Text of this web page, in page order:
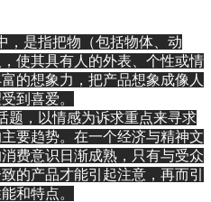
，是指把物（包括物体、动
使其具有人的外表、个性或情
的想象力，把产品想象成像人
到喜爱。
题，以情感为诉求重点来寻求
要趋势。在一个经济与精神文
费意识日渐成熟，只有与受众
的产品才能引起注意，再而引
和特点。